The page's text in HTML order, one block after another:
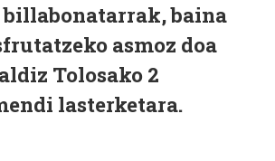
baina
asmoz doa
Tolosako 2
lasterketara.